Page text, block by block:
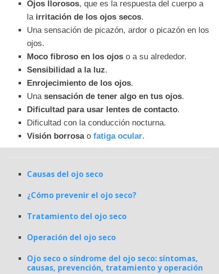
Ojos llorosos, que es la respuesta del cuerpo a
la irritación de los ojos secos.
Una sensación de picazón, ardor o picazón en los
ojos.
Moco fibroso en los ojos o a su alrededor.
Sensibilidad a la luz.
Enrojecimiento de los ojos.
Una sensación de tener algo en tus ojos.
Dificultad para usar lentes de contacto.
Dificultad con la conducción nocturna.
Visión borrosao fatiga ocular.
Causas del ojo seco
¿Cómo prevenir el ojo seco?
Tratamiento del ojo seco
Operación del ojo seco
Ojo seco o síndrome del ojo seco: síntomas,
causas, prevención, tratamiento y operación